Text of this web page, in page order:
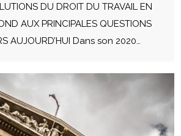
DU DROIT DU TRAVAIL EN
AUX PRINCIPALES QUESTIONS
AUJOURD’HUI Dans son 2020…